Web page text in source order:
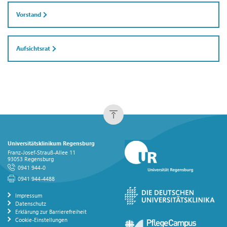
Vorstand
Aufsichtsrat
Universitätsklinikum Regensburg
Franz-Josef-Strauß-Allee 11
93053 Regensburg
0941 944-0
0941 944-4488
Impressum
Datenschutz
Erklärung zur Barrierefreiheit
Cookie-Einstellungen